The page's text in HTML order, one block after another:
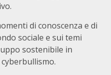
di conoscenza e di
sociale e sui temi
sostenibile in